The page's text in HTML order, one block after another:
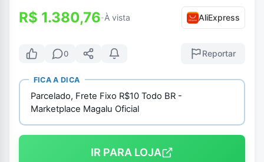
R$ 1.380,76-À vista AliExpress
0 Reportar
FICA A DICA
Parcelado, Frete Fixo R$10 Todo BR -
Marketplace Magalu Oficial
IR PARA LOJA